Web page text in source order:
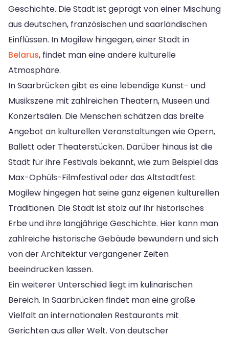
Geschichte. Die Stadt ist geprägt von einer Mischung
aus deutschen, französischen und saarländischen
Einflüssen. In Mogilew hingegen, einer Stadt in
Belarus, findet man eine andere kulturelle
Atmosphäre.
In Saarbrücken gibt es eine lebendige Kunst- und
Musikszene mit zahlreichen Theatern, Museen und
Konzertsälen. Die Menschen schätzen das breite
Angebot an kulturellen Veranstaltungen wie Opern,
Ballett oder Theaterstücken. Darüber hinaus ist die
Stadt für ihre Festivals bekannt, wie zum Beispiel das
Max-Ophüls-Filmfestival oder das Altstadtfest.
Mogilew hingegen hat seine ganz eigenen kulturellen
Traditionen. Die Stadt ist stolz auf ihr historisches
Erbe und ihre langjährige Geschichte. Hier kann man
zahlreiche historische Gebäude bewundern und sich
von der Architektur vergangener Zeiten
beeindrucken lassen.
Ein weiterer Unterschied liegt im kulinarischen
Bereich. In Saarbrücken findet man eine große
Vielfalt an internationalen Restaurants mit
Gerichten aus aller Welt. Von deutscher